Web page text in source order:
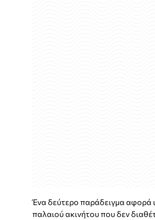
Ένα δεύτερο παράδειγμα αφορά
παλαιού ακινήτου που δεν